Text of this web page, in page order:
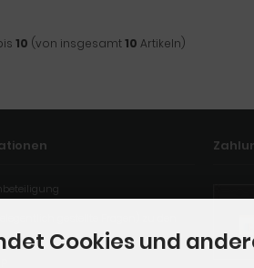
10 (von insgesamt10 Artikeln)
Cookies und